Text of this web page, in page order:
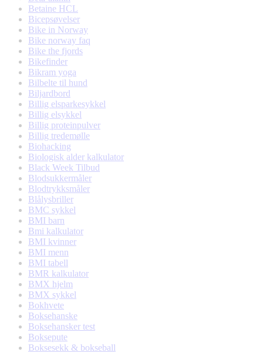
Betaine HCL
Bicepsøvelser
Bike in Norway
Bike norway faq
Bike the fjords
Bikefinder
Bikram yoga
Bilbelte til hund
Biljardbord
Billig elsparkesykkel
Billig elsykkel
Billig proteinpulver
Billig tredemølle
Biohacking
Biologisk alder kalkulator
Black Week Tilbud
Blodsukkermåler
Blodtrykksmåler
Blålysbriller
BMC sykkel
BMI barn
Bmi kalkulator
BMI kvinner
BMI menn
BMI tabell
BMR kalkulator
BMX hjelm
BMX sykkel
Bokhvete
Boksehanske
Boksehansker test
Boksepute
Boksesekk & bokseball